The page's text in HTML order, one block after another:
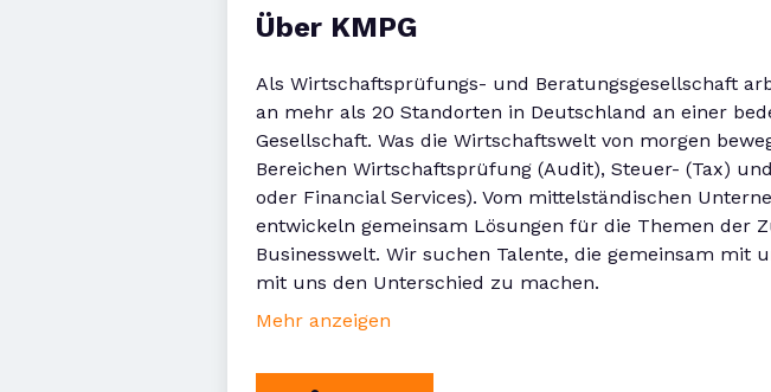
Über KMPG
Als Wirtschaftsprüfungs- und Beratungsgesellschaft
an mehr als 20 Standorten in Deutschland an einer
Gesellschaft. Was die Wirtschaftswelt von morgen
Bereichen Wirtschaftsprüfung (Audit), Steuer- (Tax)
oder Financial Services). Vom mittelständischen
entwickeln gemeinsam Lösungen für die Themen der
Businesswelt. Wir suchen Talente, die gemeinsam mit
mit uns den Unterschied zu machen.
Mehr anzeigen